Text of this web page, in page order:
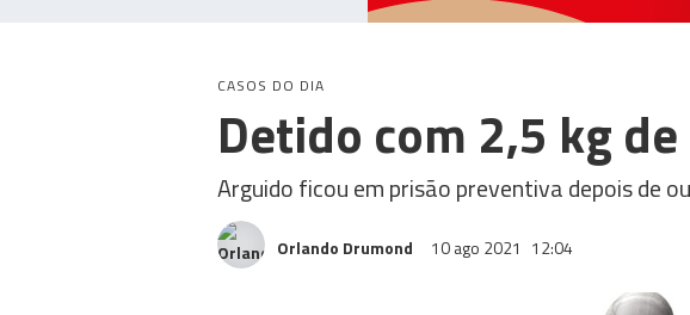
CASOS DO DIA
Detido com 2,5 kg
Arguido ficou em prisão preventiva depois de
Orlando Drumond 10 ago 2021 12:04